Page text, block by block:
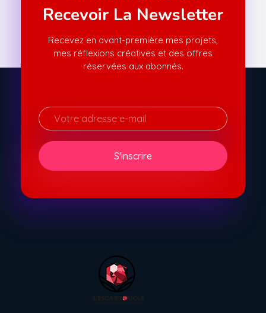
Recevoir La Newsletter
Recevez en avant-première mes projets,
mes réflexions créatives et des offres
réservées aux abonnés.